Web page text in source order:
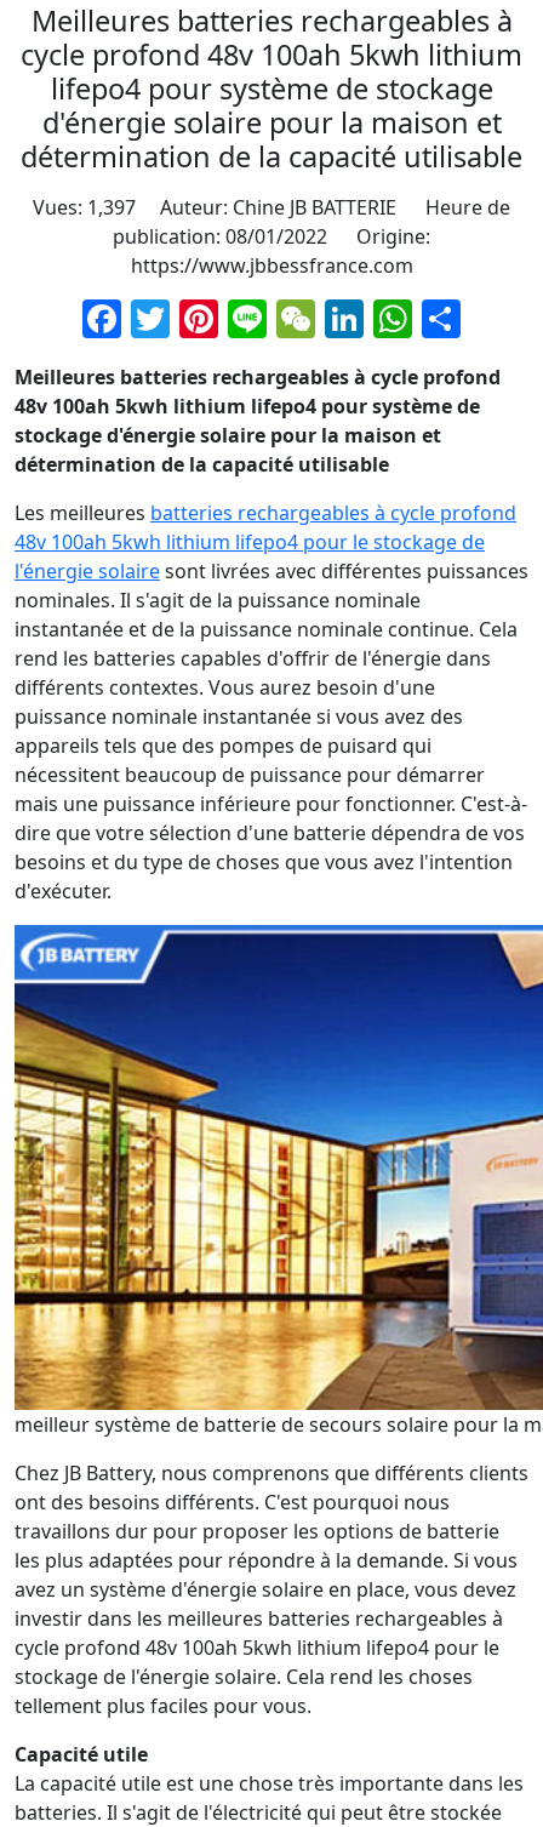
Meilleures batteries rechargeables à
cycle profond 48v 100ah 5kwh lithium
lifepo4 pour système de stockage
d'énergie solaire pour la maison et
détermination de la capacité utilisable
Vues: 1,397 Auteur: Chine JB BATTERIE Heure de
publication: 08/01/2022 Origine:
https://www.jbbessfrance.com
Facebook
Twitter
Pinterest
LineWeChat
LinkedIn
Meilleures batteries rechargeables à cycle profond
48v 100ah 5kwh lithium lifepo4 pour système de
stockage d'énergie solaire pour la maison et
détermination de la capacité utilisable
Les meilleures batteries rechargeables à cycle profond
48v 100ah 5kwh lithium lifepo4 pour le stockage de
l'énergie solairesont livrées avec différentes puissances
nominales. Il s'agit de la puissance nominale
instantanée et de la puissance nominale continue. Cela
rend les batteries capables d'offrir de l'énergie dans
différents contextes. Vous aurez besoin d'une
puissance nominale instantanée si vous avez des
appareils tels que des pompes de puisard qui
nécessitent beaucoup de puissance pour démarrer
mais une puissance inférieure pour fonctionner. C'est-à-
dire que votre sélection d'une batterie dépendra de vos
besoins et du type de choses que vous avez l'intention
d'exécuter.
meilleur système de batterie de secours solaire pour la
Chez JB Battery, nous comprenons que différents clients
ont des besoins différents. C'est pourquoi nous
travaillons dur pour proposer les options de batterie
les plus adaptées pour répondre à la demande. Si vous
avez un système d'énergie solaire en place, vous devez
investir dans les meilleures batteries rechargeables à
cycle profond 48v 100ah 5kwh lithium lifepo4 pour le
stockage de l'énergie solaire. Cela rend les choses
tellement plus faciles pour vous.
Capacité utile
La capacité utile est une chose très importante dans les
batteries. Il s'agit de l'électricité qui peut être stockée